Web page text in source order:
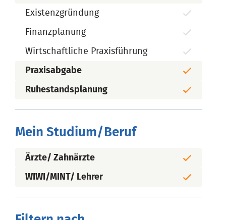
Existenzgründung
Finanzplanung
Wirtschaftliche Praxisführung
Praxisabgabe
Ruhestandsplanung
Mein Studium/Beruf
Ärzte/ Zahnärzte
WIWI/MINT/ Lehrer